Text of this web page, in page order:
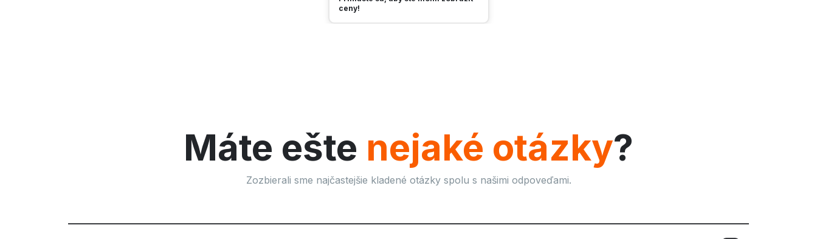
ceny!
Máte ešte nejaké otázky?
Zozbierali sme najčastejšie kladené otázky spolu s našimi odpoveďami.